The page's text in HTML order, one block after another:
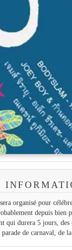
organisé pour
depuis bien
qui durera 5 jours,
de carnaval, de